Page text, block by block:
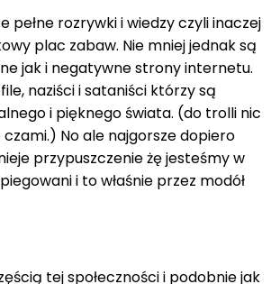
pełne rozrywki i wiedzy czyli inaczej
plac zabaw. Nie mniej jednak są
jak i negatywne strony internetu.
naziści i sataniści którzy są
i pięknego świata. (do trolli nic
No ale najgorsze dopiero
przypuszczenie żę jesteśmy w
i to właśnie przez modół
tej społeczności i podobnie jak